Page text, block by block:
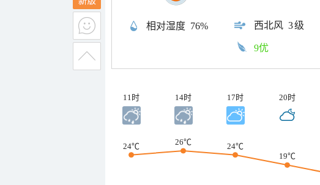
相对湿度 76% 西北风 3级
9优
11时 14时 17时 20时
24℃ 26℃
24℃
19℃